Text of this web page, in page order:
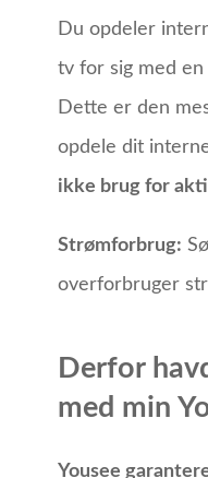
Du opdeler
tv for sig med en
Dette er den
opdele dit
ikke brug for
Strømforbrug:
overforbruger
Derfor
med min
Yousee